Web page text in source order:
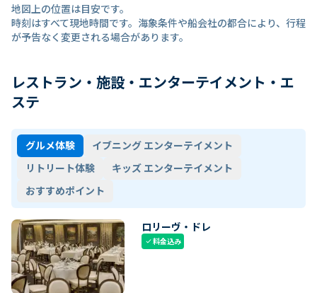
地図上の位置は目安です。
時刻はすべて現地時間です。海象条件や船会社の都合により、行程
が予告なく変更される場合があります。
レストラン・施設・エンターテイメント・エ
ステ
グルメ体験
イブニング エンターテイメント
リトリート体験
キッズ エンターテイメント
おすすめポイント
ロリーヴ・ドレ
check料金込み